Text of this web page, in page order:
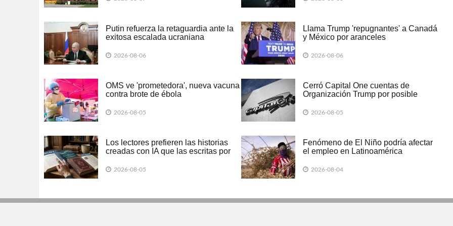
Putin refuerza la retaguardia ante la
exitosa escalada ucraniana
2026-08-06
Llama Trump 'repugnantes' a Canadá
y México por aranceles
2026-08-06
OMS ve 'prometedora', nueva vacuna
contra brote de ébola
2026-08-05
Cerró Capital One cuentas de
Organización Trump por posible
2026-08-05
Los lectores prefieren las historias
creadas con IA que las escritas por
2026-08-05
Fenómeno de El Niño podría afectar
el empleo en Latinoamérica
2026-08-04